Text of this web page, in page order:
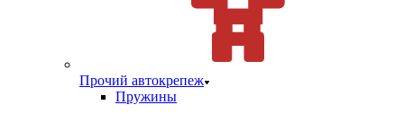
Прочий автокрепеж
Пружины